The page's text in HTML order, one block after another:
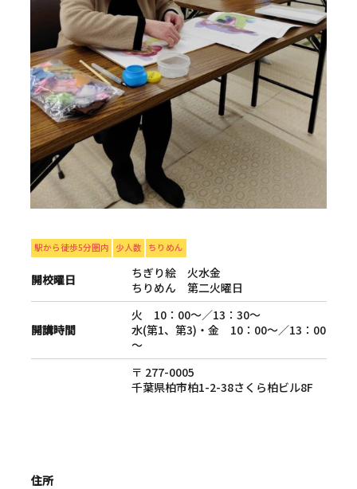
駅から徒歩5分圏内 少人数 ちりめん
開校曜日
ちぎり絵 火水金
ちりめん 第二火曜日
開講時間
火 10：00～／13：30～
水(第1、第3)・金 10：00～／13：00
～
住所
〒 277-0005
千葉県柏市柏1-2-38さくら柏ビル8F